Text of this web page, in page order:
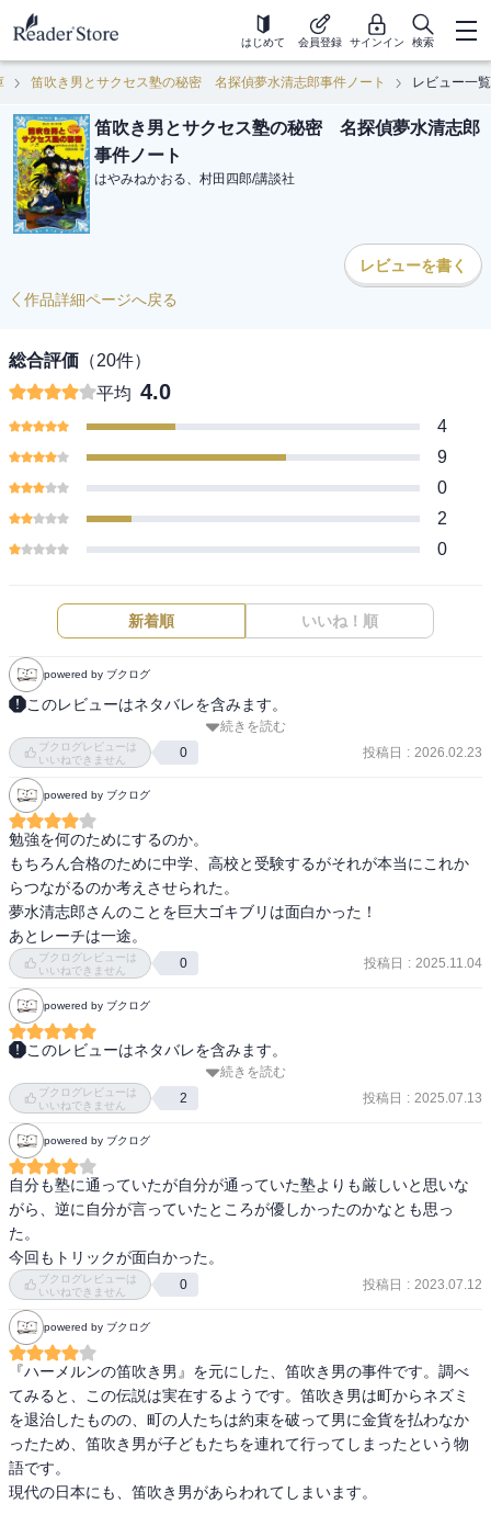
はじめて 会員登録 サインイン 検索
笛吹き男とサクセス塾の秘密 名探偵夢水清志郎事件ノート レビュー一覧
笛吹き男とサクセス塾の秘密 名探偵夢水清志郎
事件ノート
はやみねかおる、村田四郎/講談社
レビューを書く
作品詳細ページへ戻る
総合評価 （20件）
平均 4.0
4
9
0
2
0
新着順 いいね！順
powered by ブクログ
このレビューはネタバレを含みます。
トリックを読むんじゃないんだよね
ミステリィって
小説として
物語として
世界を漂いながら
楽しむ
なんでもない声を行動が
心に刺さる面白さ
続きを読む
ブクログレビューは
いいねできません
0 投稿日 : 2026.02.23
powered by ブクログ
勉強を何のためにするのか。
もちろん合格のために中学、高校と受験するがそれが本当にこれか
らつながるのか考えさせられた。
夢水清志郎さんのことを巨大ゴキブリは面白かった！
あとレーチは一途。
ブクログレビューは
いいねできません
0 投稿日 : 2025.11.04
powered by ブクログ
このレビューはネタバレを含みます。
20年ぶりに小学生の時読んでいた夢水清志郎シリーズを読みまし
た。本作は当時未読だった作品で、今回ようやく手に取ることがで
きました。
控えめにいっても最高の一冊でした。「本筋に関わらないモブに信
念がある」という作品がいつも私に刺さっているのですが、どの登
場人物も息遣いを感じました。読んでいる間は、小学生の頃図書館
で本を読んでいたときのあの鼻腔をくすぐった匂いまでもが蘇って
きました。
本作は「子供を導く笛吹き男」というのが主題になっていたと感じ
ています。夢の国に誘う笛吹き男もいれば、地獄に導く笛吹き男も
いると。
それにしても笛吹き男筆頭の英雄くん、イケメン過ぎませんか？栄
介じいはなんてヤツを残していったんだ、、
でも今だからこそこの発想になると思うのですが、栄介じいだけじ
ゃなく榮太郎おやじもいてこその英雄くんだったんじゃないかなと
も思いました。どう考えても榮太郎の下で育たないとこの極端な学
力もなかっただろうし。榮太郎を若輩者と切り捨てるのは雑じゃな
続きを読む
ブクログレビューは
いいねできません
2 投稿日 : 2025.07.13
powered by ブクログ
自分も塾に通っていたが自分が通っていた塾よりも厳しいと思いな
がら、逆に自分が言っていたところが優しかったのかなとも思っ
た。
今回もトリックが面白かった。
ブクログレビューは
いいねできません
0 投稿日 : 2023.07.12
powered by ブクログ
『ハーメルンの笛吹き男』を元にした、笛吹き男の事件です。調べ
てみると、この伝説は実在するようです。笛吹き男は町からネズミ
を退治したものの、町の人たちは約束を破って男に金貨を払わなか
ったため、笛吹き男が子どもたちを連れて行ってしまったという物
語です。
現代の日本にも、笛吹き男があらわれてしまいます。